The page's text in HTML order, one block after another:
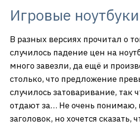
Игровые ноутбуки
В разных версиях прочитал о
случилось падение цен на
много завезли, да ещё и
столько, что предложение
случилось затоваривание, так
отдают за… Не очень понимаю,
заголовок, но хочется сказать,